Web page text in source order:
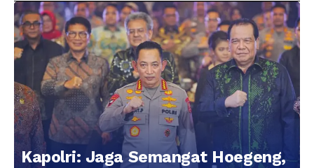
Kapolri: Jaga Semangat Hoegeng,